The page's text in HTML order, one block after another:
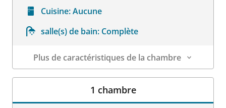
Cuisine:Aucune
salle(s) de bain: Complète
Plus de caractéristiques de la chambre
Détails sur la chambre
1 chambre